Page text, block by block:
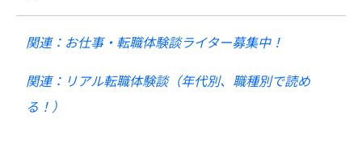
関連：お仕事・転職体験談ライター募集中！
関連：リアル転職体験談（年代別、職種別で読め
る！）